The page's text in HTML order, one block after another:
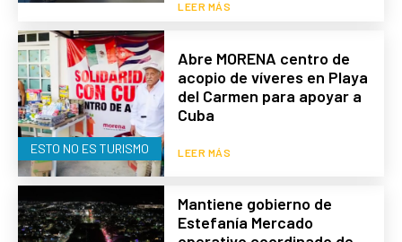
LEER MÁS
ESTO NO ES TURISMO
Abre MORENA centro de
acopio de víveres en Playa
del Carmen para apoyar a
Cuba
LEER MÁS
Mantiene gobierno de
Estefanía Mercado